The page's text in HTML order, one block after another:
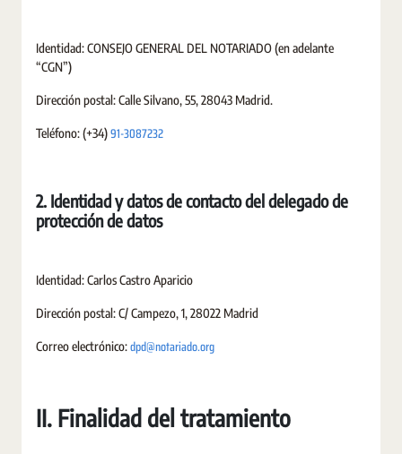
Identidad: CONSEJO GENERAL DEL NOTARIADO (en adelante
“CGN”)
Dirección postal: Calle Silvano, 55, 28043 Madrid.
Teléfono: (+34)91-3087232
2. Identidad y datos de contacto del delegado de
protección de datos
Identidad: Carlos Castro Aparicio
Dirección postal: C/ Campezo, 1, 28022 Madrid
Correo electrónico:dpd@notariado.org
II. Finalidad del tratamiento